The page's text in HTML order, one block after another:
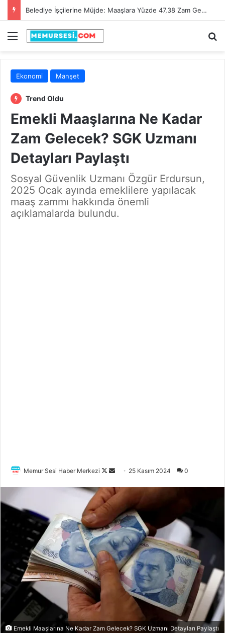
Adana Büyükşehir Belediyesi 90 İtfaiye Eri Alacak! Son Başvuru Tarihi 28 Şubat 2025
Menü
Ekonomi Manşet
Trend Oldu
Emekli Maaşlarına Ne Kadar
Zam Gelecek? SGK Uzmanı
Detayları Paylaştı
Sosyal Güvenlik Uzmanı Özgür Erdursun,
2025 Ocak ayında emeklilere yapılacak
maaş zammı hakkında önemli
açıklamalarda bulundu.
Memur Sesi Haber Merkezi
F
l
l
w
o
n
X
r
e
-
p
o
s
t
d
25 Kasım 2024 0
Emekli Maaşlarına Ne Kadar Zam Gelecek? SGK Uzmanı Detayları Paylaştı